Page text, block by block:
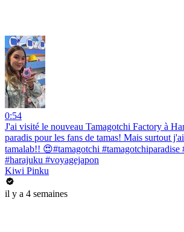
0:54
J'ai visité le nouveau Tamagotchi Factory à
paradis pour les fans de tamas! Mais surtout
tamalab!! 😍#tamagotchi #tamagotchiparadise
#harajuku #voyagejapon
Kiwi Pinku
il y a 4 semaines